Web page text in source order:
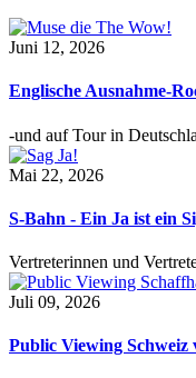
Juni 12, 2026
Englische Ausnahme-
-und auf Tour in
Mai 22, 2026
S-Bahn - Ein Ja ist ein
Vertreterinnen und
Juli 09, 2026
Public Viewing Schweiz